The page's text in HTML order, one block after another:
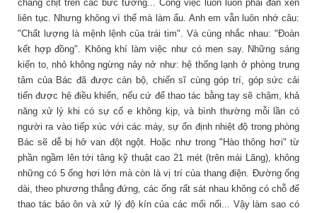
chằng chịt trên các bức tường... Công việc luôn luôn phải đan xen
liên tục. Nhưng không vì thế mà làm ẩu. Anh em vẫn luôn nhớ câu:
"Chất lượng là mệnh lệnh của trái tim". Và cùng nhắc nhau: "Đoàn
kết hợp đồng". Không khí làm việc như có men say. Những sáng
kiến to, nhỏ không ngừng nảy nở như: hệ thống lạnh ở phòng trung
tâm của Bác đã được cán bộ, chiến sĩ cùng góp trí, góp sức cải
tiến được hệ điều khiển, nếu cứ để thao tác bằng tay sẽ chậm, khả
năng xử lý khi có sự cố e không kịp, và bình thường mỗi lần có
người ra vào tiếp xúc với các máy, sự ổn định nhiệt độ trong phòng
Bác sẽ dễ bị hở van đột ngột. Hoặc như trong "Hào thông hơi" từ
phần ngầm lên tới tâng kỹ thuật cao 21 mét (trên mái Lăng), không
những có 5 ống hơi lớn mà còn là vị trí của thang điện. Đường ống
dài, theo phương thẳng đứng, các ống rất sát nhau không có chỗ để
thao tác bảo ôn và xử lý độ kín của các mối nối... Vậy làm sao có